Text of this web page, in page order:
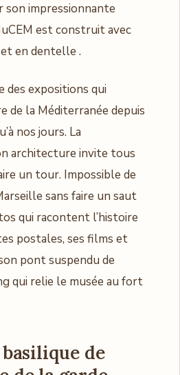
impressionnante
est construit avec
en dentelle .
des expositions qui
de la Méditerranée depuis
nos jours. La
architecture invite tous
un tour. Impossible de
sans faire un saut
qui racontent l’histoire
postales, ses films et
pont suspendu de
qui relie le musée au fort
de